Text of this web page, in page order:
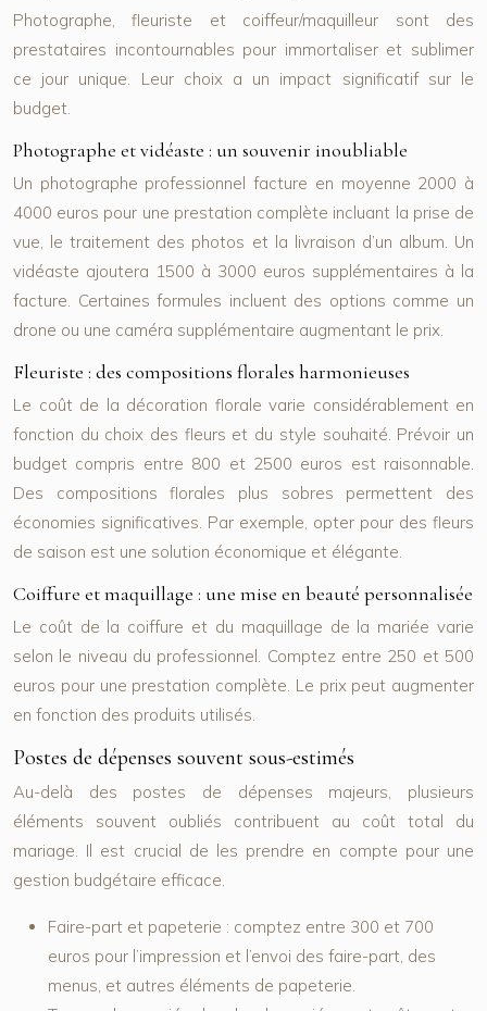
Photographe, fleuriste et coiffeur/maquilleur sont des
prestataires incontournables pour immortaliser et sublimer
ce jour unique. Leur choix a un impact significatif sur le
budget.
Photographe et vidéaste : un souvenir inoubliable
Un photographe professionnel facture en moyenne 2000 à
4000 euros pour une prestation complète incluant la prise de
vue, le traitement des photos et la livraison d’un album. Un
vidéaste ajoutera 1500 à 3000 euros supplémentaires à la
facture. Certaines formules incluent des options comme un
drone ou une caméra supplémentaire augmentant le prix.
Fleuriste : des compositions florales harmonieuses
Le coût de la décoration florale varie considérablement en
fonction du choix des fleurs et du style souhaité. Prévoir un
budget compris entre 800 et 2500 euros est raisonnable.
Des compositions florales plus sobres permettent des
économies significatives. Par exemple, opter pour des fleurs
de saison est une solution économique et élégante.
Coiffure et maquillage : une mise en beauté personnalisée
Le coût de la coiffure et du maquillage de la mariée varie
selon le niveau du professionnel. Comptez entre 250 et 500
euros pour une prestation complète. Le prix peut augmenter
en fonction des produits utilisés.
Postes de dépenses souvent sous-estimés
Au-delà des postes de dépenses majeurs, plusieurs
éléments souvent oubliés contribuent au coût total du
mariage. Il est crucial de les prendre en compte pour une
gestion budgétaire efficace.
Faire-part et papeterie : comptez entre 300 et 700
euros pour l’impression et l’envoi des faire-part, des
menus, et autres éléments de papeterie.